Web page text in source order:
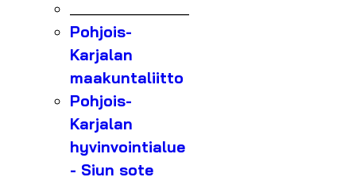
Pohjois-
Karjalan
maakuntaliitto
Pohjois-
Karjalan
hyvinvointialue
- Siun sote